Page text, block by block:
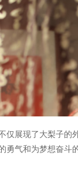
仅展现了大梨子的
勇气和为梦想奋斗